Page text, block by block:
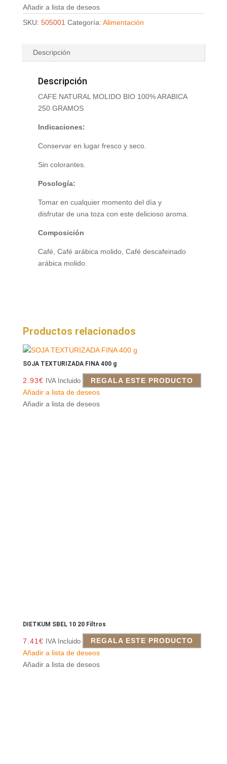
Añadir a lista de deseos
SKU: 505001 Categoría: Alimentación
Descripción
Descripción
CAFE NATURAL MOLIDO BIO 100% ARABICA
250 GRAMOS
Indicaciones:
Conservar en lugar fresco y seco.
Sin colorantes.
Posología:
Tomar en cualquier momento del día y
disfrutar de una toza con este delicioso aroma.
Composición
Café, Café arábica molido, Café descafeinado
arábica molido.
Productos relacionados
SOJA TEXTURIZADA FINA 400 g
2.93€ IVA Incluido
REGALA ESTE PRODUCTO
Añadir a lista de deseos
Añadir a lista de deseos
DIETKUM SBEL 10 20 Filtros
7.41 € IVA Incluido
REGALA ESTE PRODUCTO
Añadir a lista de deseos
Añadir a lista de deseos